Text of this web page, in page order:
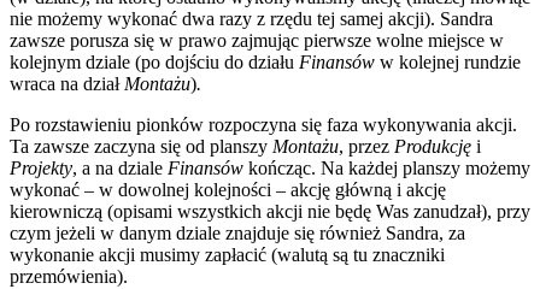
nie możemy wykonać dwa razy z rzędu tej samej akcji). Sandra
zawsze porusza się w prawo zajmując pierwsze wolne miejsce w
kolejnym dziale (po dojściu do działu Finansów w kolejnej rundzie
wraca na dział Montażu).
Po rozstawieniu pionków rozpoczyna się faza wykonywania akcji.
Ta zawsze zaczyna się od planszy Montażu, przez Produkcję i
Projekty, a na dziale Finansów kończąc. Na każdej planszy możemy
wykonać – w dowolnej kolejności – akcję główną i akcję
kierowniczą (opisami wszystkich akcji nie będę Was zanudzał), przy
czym jeżeli w danym dziale znajduje się również Sandra, za
wykonanie akcji musimy zapłacić (walutą są tu znaczniki
przemówienia).